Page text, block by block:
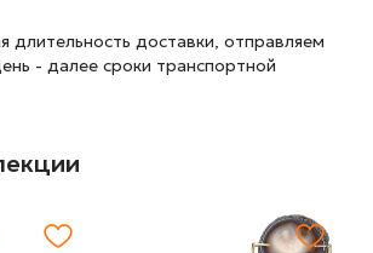
длительность доставки, отправляем
- далее сроки транспортной